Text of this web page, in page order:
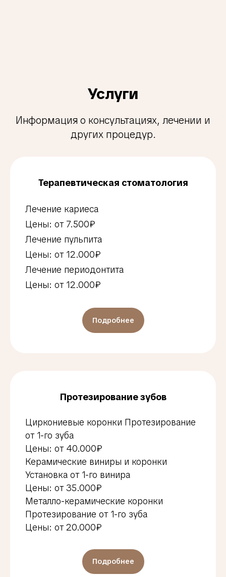
Услуги
Информация о консультациях, лечении и
других процедур.
Терапевтическая стоматология
Лечение кариеса
Цены: от 7.500₽
Лечение пульпита
Цены: от 12.000₽
Лечение периодонтита
Цены: от 12.000₽
Подробнее
Протезирование зубов
Циркониевые коронки Протезирование
от 1-го зуба
Цены: от 40.000₽
Керамические виниры и коронки
Установка от 1-го винира
Цены: от 35.000₽
Металло-керамические коронки
Протезирование от 1-го зуба
Цены: от 20.000₽
Подробнее